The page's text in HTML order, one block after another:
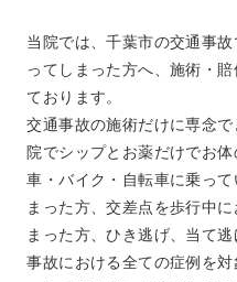
当院では、千葉市の交通事
ってしまった方へ、施術・
ております。
交通事故の施術だけに専念
院でシップとお薬だけでお
車・バイク・自転車に乗っ
まった方、交差点を歩行中
まった方、ひき逃げ、当て
事故における全ての症例を対